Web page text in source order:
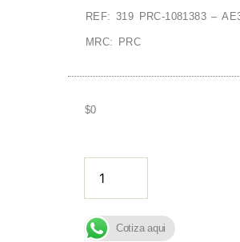
REF: 319 PRC-1081383 –
MRC: PRC
$0
Cotiza aqui